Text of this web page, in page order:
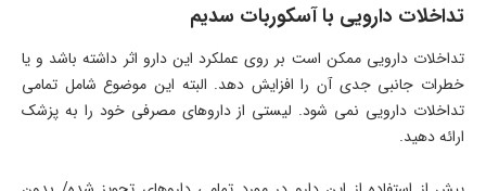
تداخلات دارویی با آسکوربات سدیم
تداخلات دارویی ممکن است بر روی عملکرد این دارو اثر داشته باشد و یا
خطرات جانبی جدی آن را افزایش دهد. البته این موضوع شامل تمامی
تداخلات دارویی نمی شود. لیستی از داروهای مصرفی خود را به پزشک
ارائه دهید.